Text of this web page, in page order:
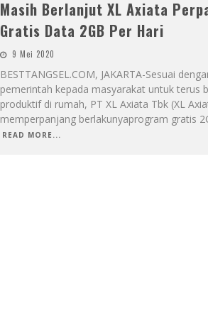
Masih Berlanjut XL Axiata
Gratis Data 2GB Per Hari
9 Mei 2020
BESTTANGSEL.COM, JAKARTA-Sesuai
pemerintah kepada masyarakat untuk terus
produktif di rumah, PT XL Axiata Tbk (XL
memperpanjang berlakunyaprogram gratis
READ MORE...